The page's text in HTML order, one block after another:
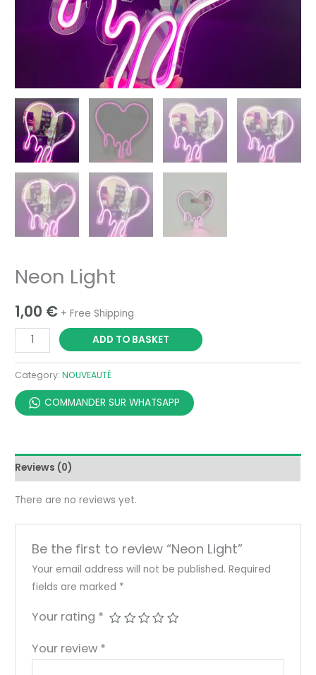
Neon Light
1,00 € + Free Shipping
ADD TO BASKET
Category:NOUVEAUTÉ
COMMANDER SUR WHATSAPP
Reviews (0)
There are no reviews yet.
Be the first to review “Neon Light”
Your email address will not be published. Required
fields are marked *
Your rating *
Your review *